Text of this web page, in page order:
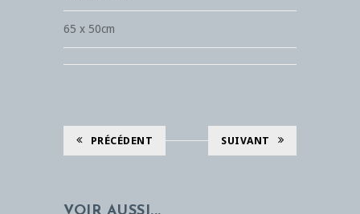
65 x 50cm
PRÉCÉDENT SUIVANT